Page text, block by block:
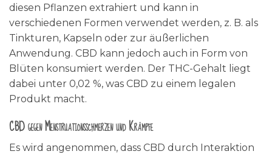
diesen Pflanzen extrahiert und kann in
verschiedenen Formen verwendet werden, z. B. als
Tinkturen, Kapseln oder zur äußerlichen
Anwendung. CBD kann jedoch auch in Form von
Blüten konsumiert werden. Der THC-Gehalt liegt
dabei unter 0,02 %, was CBD zu einem legalen
Produkt macht.
CBD gegen Menstruationsschmerzen und Krämpfe
Es wird angenommen, dass CBD durch Interaktion